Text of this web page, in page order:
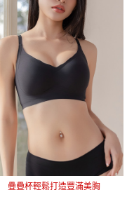
疊疊杯輕鬆打造豐滿美胸